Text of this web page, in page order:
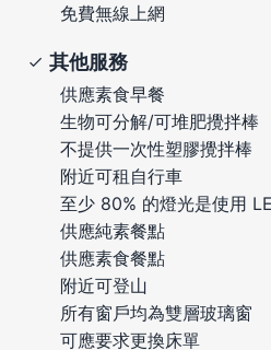
免費無線上網
其他服務
供應素食早餐
生物可分解/可堆肥攪拌棒
不提供一次性塑膠攪拌棒
附近可租自行車
至少 80% 的燈光是使用
供應純素餐點
供應素食餐點
附近可登山
所有窗戶均為雙層玻璃窗
可應要求更換床單